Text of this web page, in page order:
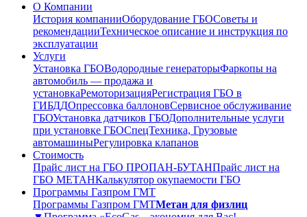
О Компании
История компанииОборудование ГБОСоветы и
рекомендацииТехническое описание и инструкция по
эксплуатации
Услуги
Установка ГБОВодородные генераторыФаркопы на
автомобиль — продажа и
установкаРемоторизацияРегистрация ГБО в
ГИБДДОпрессовка баллоновСервисное обслуживание
ГБОУстановка датчиков ГБОДополнительные услуги
при установке ГБОСпецТехника, Грузовые
автомашиныРегулировка клапанов
Стоимость
Прайс лист на ГБО ПРОПАН-БУТАНПрайс лист на
ГБО МЕТАНКалькулятор окупаемости ГБО
Программы Газпром ГМТ
Программы Газпром ГМТМетан для физлиц